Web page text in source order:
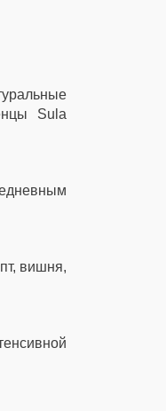
Sula
вишня,